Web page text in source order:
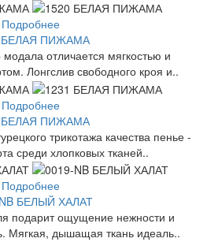
Подробнее
БЕЛАЯ ПИЖАМА
отличается мягкостью и
Лонгслив свободного кроя и..
Подробнее
БЕЛАЯ ПИЖАМА
трикотажа качества пенье -
среди хлопковых тканей..
Подробнее
БЕЛЫЙ ХАЛАТ
подарит ощущение нежности и
Мягкая, дышащая ткань идеаль..